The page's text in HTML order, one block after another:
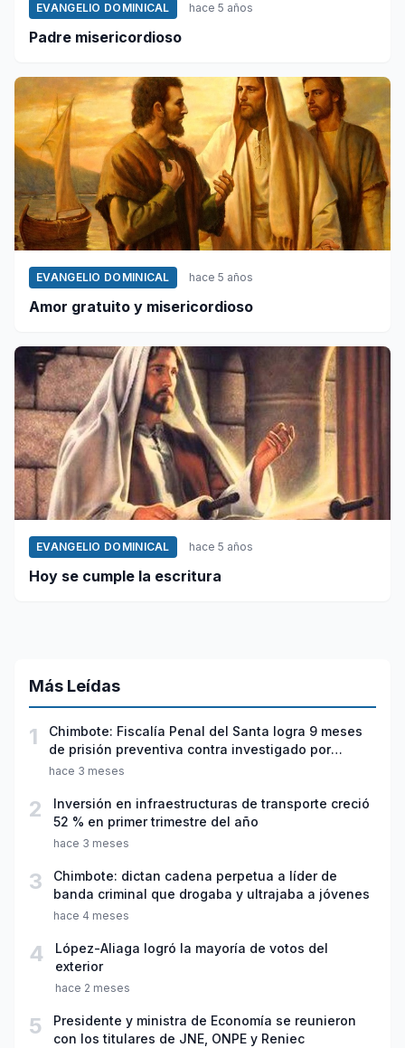
EVANGELIO DOMINICAL hace 5 años
Padre misericordioso
EVANGELIO DOMINICAL hace 5 años
Amor gratuito y misericordioso
EVANGELIO DOMINICAL hace 5 años
Hoy se cumple la escritura
Más Leídas
1
Chimbote: Fiscalía Penal del Santa logra 9 meses
de prisión preventiva contra investigado por
violación sexual y tentativa de feminicidio
hace 3 meses
2
Inversión en infraestructuras de transporte creció
52 % en primer trimestre del año
hace 3 meses
3
Chimbote: dictan cadena perpetua a líder de
banda criminal que drogaba y ultrajaba a jóvenes
hace 4 meses
4
López-Aliaga logró la mayoría de votos del
exterior
hace 2 meses
5
Presidente y ministra de Economía se reunieron
con los titulares de JNE, ONPE y Reniec